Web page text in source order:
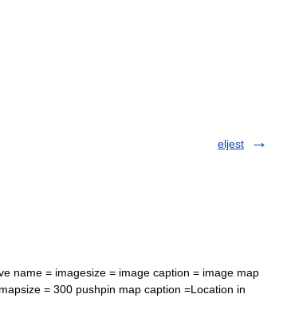
eljest
name = imagesize = image caption = image map
= 300 pushpin map caption =Location in